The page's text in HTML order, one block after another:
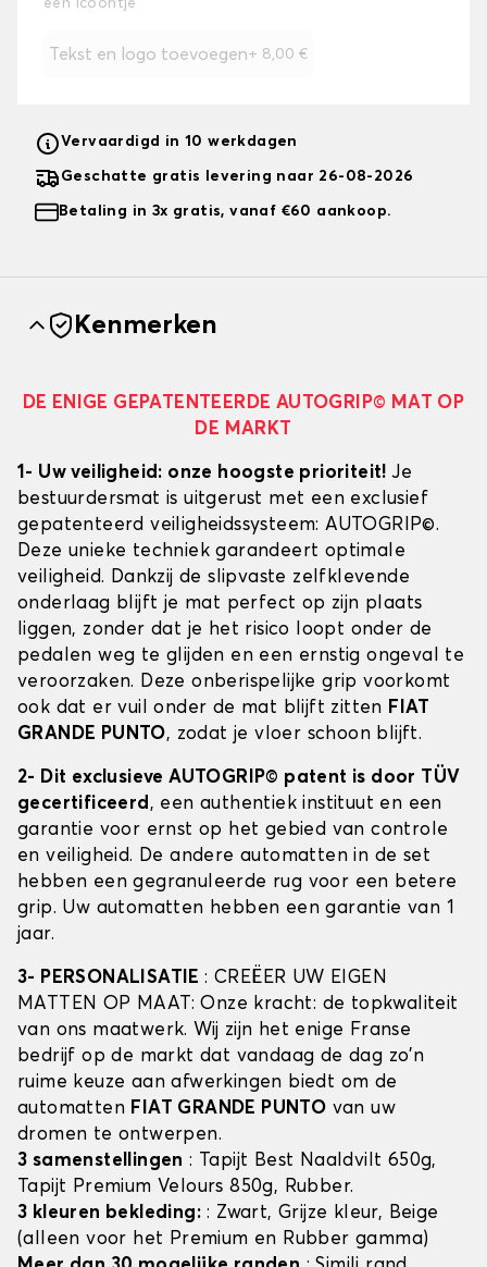
een icoontje
Tekst en logo toevoegen+ 8,00 €
Vervaardigd in 10 werkdagen
Geschatte gratis levering naar 26-08-2026
Betaling in 3x gratis, vanaf €60 aankoop.
Kenmerken
DE ENIGE GEPATENTEERDE AUTOGRIP© MAT OP
DE MARKT
1- Uw veiligheid: onze hoogste prioriteit!Je
bestuurdersmat is uitgerust met een exclusief
gepatenteerd veiligheidssysteem: AUTOGRIP©.
Deze unieke techniek garandeert optimale
veiligheid. Dankzij de slipvaste zelfklevende
onderlaag blijft je mat perfect op zijn plaats
liggen, zonder dat je het risico loopt onder de
pedalen weg te glijden en een ernstig ongeval te
veroorzaken. Deze onberispelijke grip voorkomt
ook dat er vuil onder de mat blijft zitten FIAT
GRANDE PUNTO, zodat je vloer schoon blijft.
2- Dit exclusieve AUTOGRIP© patent is door TÜV
gecertificeerd, een authentiek instituut en een
garantie voor ernst op het gebied van controle
en veiligheid. De andere automatten in de set
hebben een gegranuleerde rug voor een betere
grip. Uw automatten hebben een garantie van 1
jaar.
3- PERSONALISATIE: CREËER UW EIGEN
MATTEN OP MAAT: Onze kracht: de topkwaliteit
van ons maatwerk. Wij zijn het enige Franse
bedrijf op de markt dat vandaag de dag zo'n
ruime keuze aan afwerkingen biedt om de
automatten FIAT GRANDE PUNTO van uw
dromen te ontwerpen.
3 samenstellingen : Tapijt Best Naaldvilt 650g,
Tapijt Premium Velours 850g, Rubber.
3 kleuren bekleding: : Zwart, Grijze kleur, Beige
(alleen voor het Premium en Rubber gamma)